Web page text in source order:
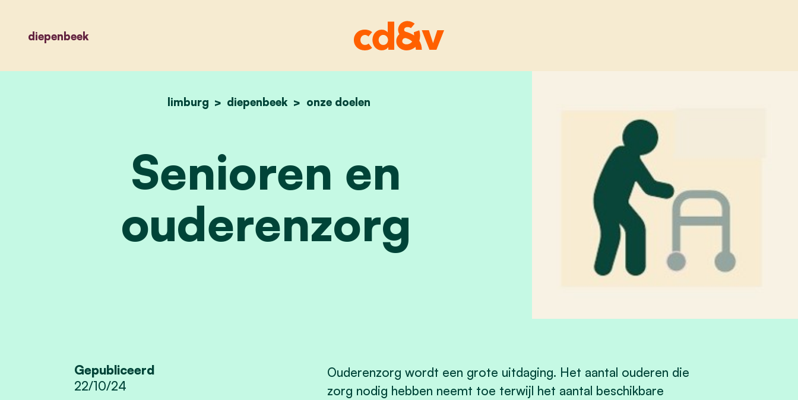
diepenbeek
home
limburg diepenbeek onze doelen
senioren en ouderenzorg
Senioren en
ouderenzorg
Gepubliceerd
22/10/24
Ouderenzorg wordt een grote uitdaging. Het aantal ouderen die
zorg nodig hebben neemt toe terwijl het aantal beschikbare